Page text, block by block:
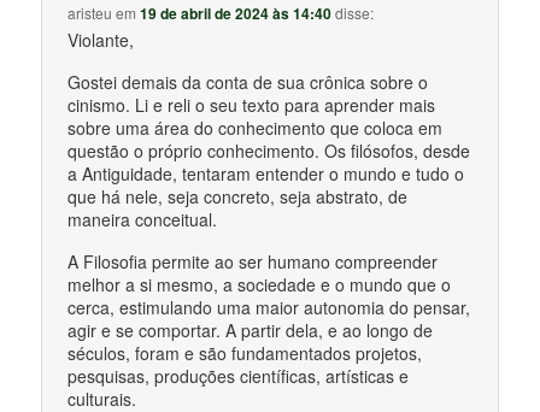
aristeu em19 de abril de 2024 às 14:40disse:
Violante,
Gostei demais da conta de sua crônica sobre o
cinismo. Li e reli o seu texto para aprender mais
sobre uma área do conhecimento que coloca em
questão o próprio conhecimento. Os filósofos, desde
a Antiguidade, tentaram entender o mundo e tudo o
que há nele, seja concreto, seja abstrato, de
maneira conceitual.
A Filosofia permite ao ser humano compreender
melhor a si mesmo, a sociedade e o mundo que o
cerca, estimulando uma maior autonomia do pensar,
agir e se comportar. A partir dela, e ao longo de
séculos, foram e são fundamentados projetos,
pesquisas, produções científicas, artísticas e
culturais.